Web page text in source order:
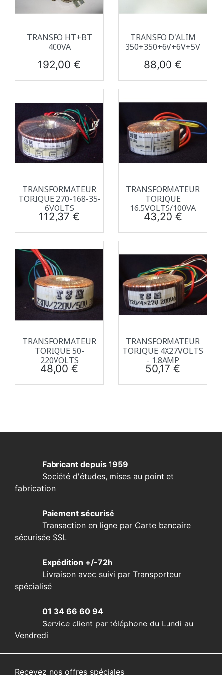
TRANSFO HT+BT
400VA
Prix
192,00 €
TRANSFO D'ALIM
350+350+6V+6V+5V
Prix
88,00 €
TRANSFORMATEUR
TORIQUE 270-168-35-
6VOLTS
Prix
112,37 €
TRANSFORMATEUR
TORIQUE
16.5VOLTS/100VA
Prix
43,20 €
TRANSFORMATEUR
TORIQUE 50-
220VOLTS
Prix
48,00 €
TRANSFORMATEUR
TORIQUE 4X27VOLTS
- 1.8AMP
Prix
50,17 €
Fabricant depuis 1959
Société d'études, mises au point et
fabrication
Paiement sécurisé
Transaction en ligne par Carte bancaire
sécurisée SSL
Expédition +/-72h
Livraison avec suivi par Transporteur
spécialisé
01 34 66 60 94
Service client par téléphone du Lundi au
Vendredi
Recevez nos offres spéciales